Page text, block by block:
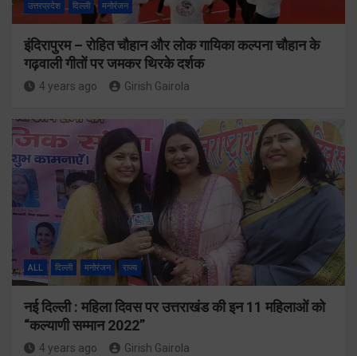
उत्तरप्रदेश दिल्ली मनोरंजन
इंदिरापुरम – रोहित चौहान और लोक गायिका कल्पना चौहान के
गढ़वाली गीतों पर जमकर थिरके दर्शक
4 years ago Girish Gairola
ALL दिल्ली मनोरंजन राज्य
नई दिल्ली : महिला दिवस पर उत्तराखंड की इन 11 महिलाओं को
“कल्याणी सम्मान 2022”
4 years ago Girish Gairola